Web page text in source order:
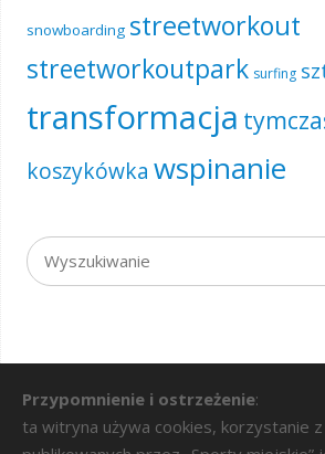
snowboarding streetworkout
streetworkoutpark surfing
transformacja
koszykówka wspinanie
Przypomnienie i ostrzeżenie:
ta witryna używa cookies, korzystanie